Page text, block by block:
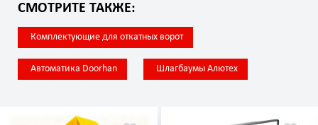
СМОТРИТЕ ТАКЖЕ:
Комплектующие для откатных ворот
Автоматика Doorhan Шлагбаумы Алютех